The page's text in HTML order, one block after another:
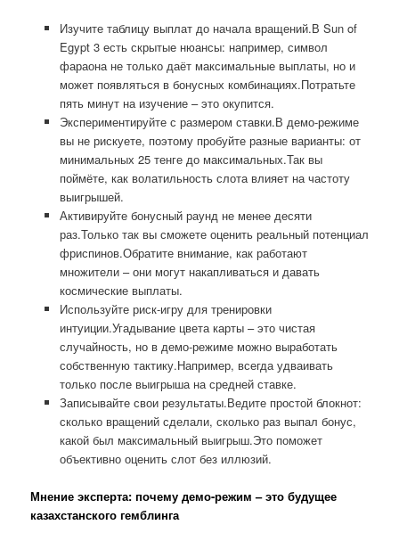
Изучите таблицу выплат до начала вращений.В Sun of
Egypt 3 есть скрытые нюансы: например, символ
фараона не только даёт максимальные выплаты, но и
может появляться в бонусных комбинациях.Потратьте
пять минут на изучение – это окупится.
Экспериментируйте с размером ставки.В демо-режиме
вы не рискуете, поэтому пробуйте разные варианты: от
минимальных 25 тенге до максимальных.Так вы
поймёте, как волатильность слота влияет на частоту
выигрышей.
Активируйте бонусный раунд не менее десяти
раз.Только так вы сможете оценить реальный потенциал
фриспинов.Обратите внимание, как работают
множители – они могут накапливаться и давать
космические выплаты.
Используйте риск-игру для тренировки
интуиции.Угадывание цвета карты – это чистая
случайность, но в демо-режиме можно выработать
собственную тактику.Например, всегда удваивать
только после выигрыша на средней ставке.
Записывайте свои результаты.Ведите простой блокнот:
сколько вращений сделали, сколько раз выпал бонус,
какой был максимальный выигрыш.Это поможет
объективно оценить слот без иллюзий.
Мнение эксперта: почему демо-режим – это будущее
казахстанского гемблинга